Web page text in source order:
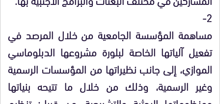
2-
مساهمة المؤسسة الجامعية من خلال المرصد في
تفعيل آلياتها الخاصة لبلورة مشروعها الدبلوماسي
الموازي، إلى جانب نظيراتها من المؤسسات الرسمية
وغير الرسمية، وذلك من خلال ما تتيحه بنياتها